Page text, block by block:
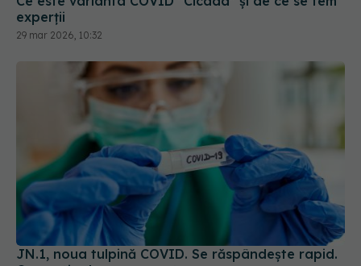
experții
29 mar 2026, 10:32
JN.1, noua tulpină COVID. Se răspândește rapid.